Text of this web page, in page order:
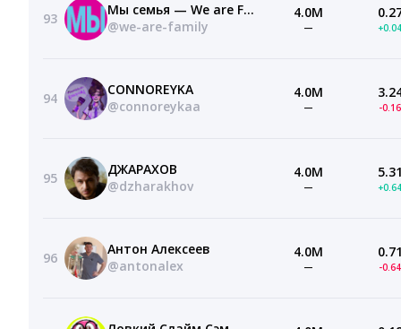
93
Мы семья — We are Family
@we-are-family
4.0M
—
94
CONNOREYKA
@connoreykaa
4.0M
— -
95
ДЖАРАХОВ
@dzharakhov
4.0M
—
96
Антон Алексеев
@antonalex
4.0M
— -